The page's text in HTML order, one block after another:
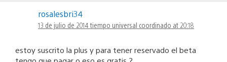
rosalesbri34
13 de julio de 2014 tiempo universal coordinado at 20:18
estoy suscrito la plus y para tener reservado el beta